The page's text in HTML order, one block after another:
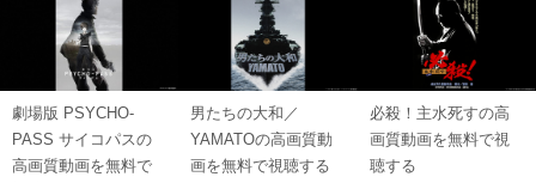
劇場版 PSYCHO-
PASS サイコパスの
高画質動画を無料で
男たちの大和／
YAMATOの高画質動
画を無料で視聴する
必殺！主水死すの高
画質動画を無料で視
聴する